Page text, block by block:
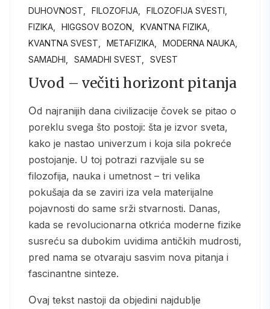
DUHOVNOST
FILOZOFIJA
FILOZOFIJA SVESTI
FIZIKA
HIGGSOV BOZON
KVANTNA FIZIKA
KVANTNA SVEST
METAFIZIKA
MODERNA NAUKA
SAMADHI
SAMADHI SVEST SVEST
Uvod – večiti horizont pitanja
Od najranijih dana civilizacije čovek se pitao o
poreklu svega što postoji: šta je izvor sveta,
kako je nastao univerzum i koja sila pokreće
postojanje. U toj potrazi razvijale su se
filozofija, nauka i umetnost – tri velika
pokušaja da se zaviri iza vela materijalne
pojavnosti do same srži stvarnosti. Danas,
kada se revolucionarna otkrića moderne fizike
susreću sa dubokim uvidima antičkih mudrosti,
pred nama se otvaraju sasvim nova pitanja i
fascinantne sinteze.
Ovaj tekst nastoji da objedini najdublje